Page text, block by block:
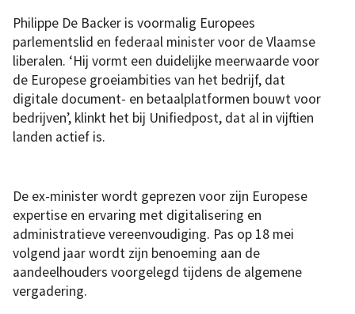
Philippe De Backer is voormalig Europees
parlementslid en federaal minister voor de Vlaamse
liberalen. ‘Hij vormt een duidelijke meerwaarde voor
de Europese groeiambities van het bedrijf, dat
digitale document- en betaalplatformen bouwt voor
bedrijven’, klinkt het bij Unifiedpost, dat al in vijftien
landen actief is.
De ex-minister wordt geprezen voor zijn Europese
expertise en ervaring met digitalisering en
administratieve vereenvoudiging. Pas op 18 mei
volgend jaar wordt zijn benoeming aan de
aandeelhouders voorgelegd tijdens de algemene
vergadering.